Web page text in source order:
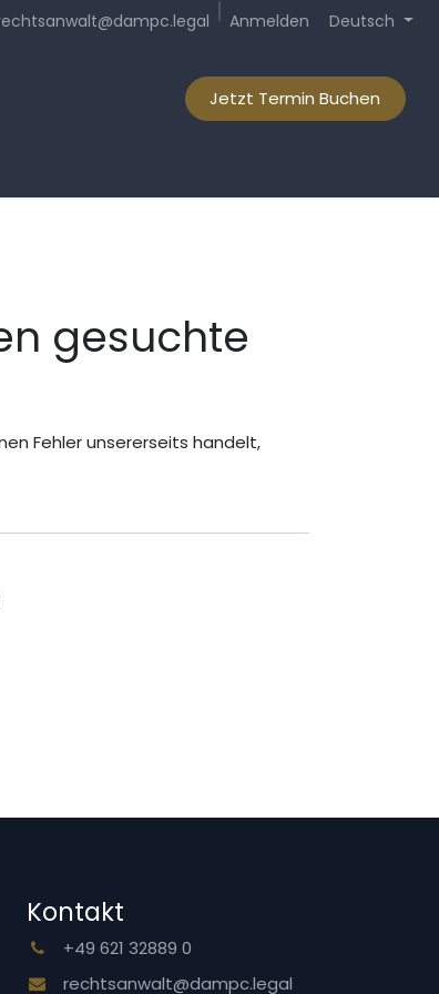
Anmelden Deutsch
Jetzt Termin Buchen
gesuchte
Fehler unsererseits handelt,
Kontakt
+49 621 32889 0
rechtsanwalt@dampc.legal